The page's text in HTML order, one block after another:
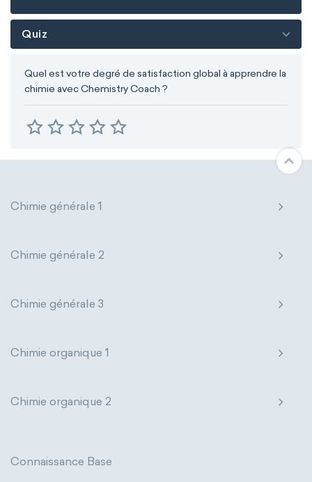
Quiz
Quel est votre degré de satisfaction global à apprendre la
chimie avec Chemistry Coach ?
Chimie générale 1
Chimie générale 2
Chimie générale 3
Chimie organique 1
Chimie organique 2
Connaissance Base